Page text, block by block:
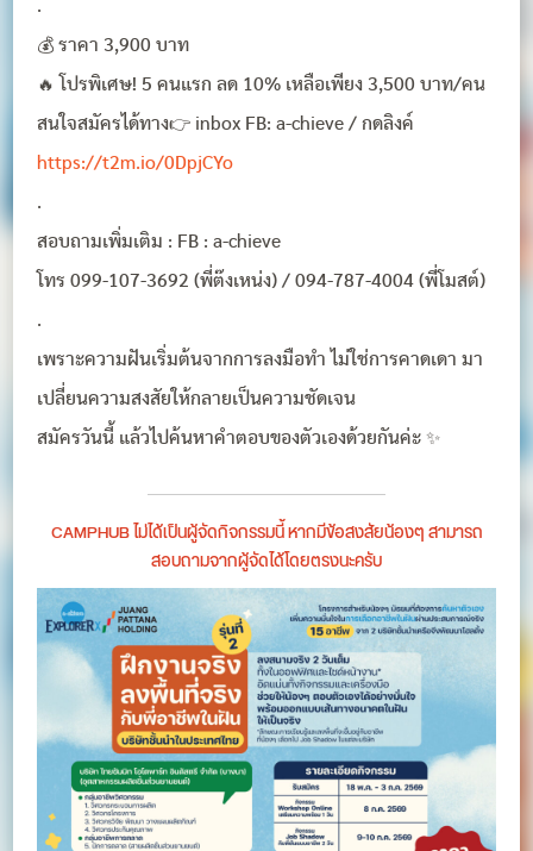
.
💰 ราคา 3,900 บาท
🔥 โปรพิเศษ! 5 คนแรก ลด 10% เหลือเพียง 3,500 บาท/คน
สนใจสมัครได้ทาง👉 inbox FB: a-chieve / กดลิงค์
https://t2m.io/0DpjCYo
.
สอบถามเพิ่มเติม : FB : a-chieve
โทร 099-107-3692 (พี่ต๊งเหน่ง) / 094-787-4004 (พี่โมสต์)
.
เพราะความฝันเริ่มต้นจากการลงมือทำ ไม่ใช่การคาดเดา มา
เปลี่ยนความสงสัยให้กลายเป็นความชัดเจน
สมัครวันนี้ แล้วไปค้นหาคำตอบของตัวเองด้วยกันค่ะ ✨
CAMPHUB ไม่ได้เป็นผู้จัดกิจกรรมนี้ หากมีข้อสงสัยน้องๆ สามารถ
สอบถามจากผู้จัดได้โดยตรงนะครับ